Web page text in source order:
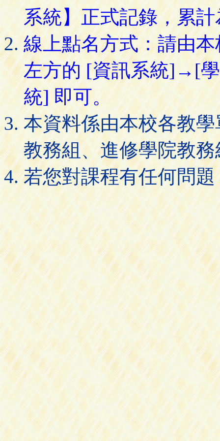
系統】正式記錄，累
線上點名方式：請由
左方的 [資訊系統]→[
統] 即可。
本資料係由本校各教
教務組、進修學院教
若您對課程有任何問